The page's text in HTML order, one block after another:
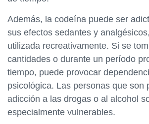
Además, la codeína puede ser
sus efectos sedantes y
utilizada recreativamente. Si se
cantidades o durante un período
tiempo, puede provocar
psicológica. Las personas que son
adicción a las drogas o al alcohol
especialmente vulnerables.